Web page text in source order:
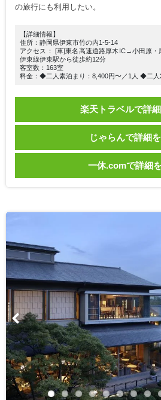
の旅行にも利用したい。
【詳細情報】
住所：静岡県伊東市竹の内1-5-14
アクセス： [車]東名高速道路厚木IC→小田原
伊東線伊東駅から徒歩約12分
客室数：163室
料金：◆二人素泊まり：8,400円〜／1人 ◆二人
楽天トラベルで詳
じゃらんで詳細
一休.comで詳細